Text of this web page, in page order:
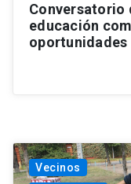
Conversatorio
educación
oportunidades
Vecinos